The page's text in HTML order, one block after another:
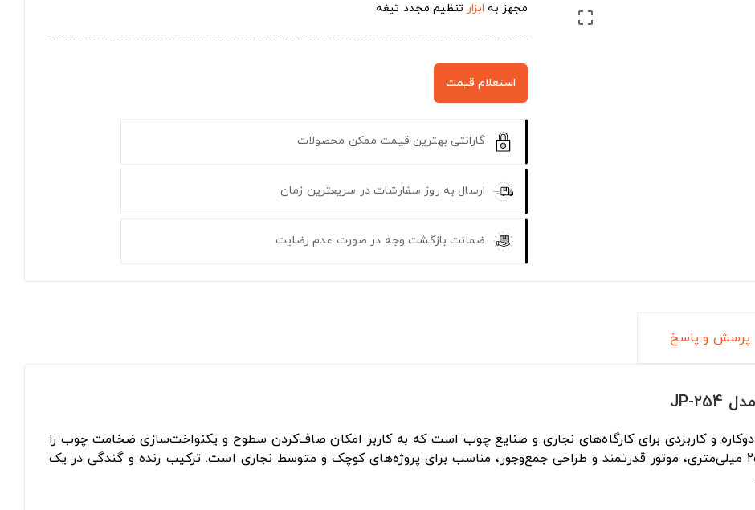
 مجهز به ابزار تنظیم مجدد تیغه
استعلام قیمت
گارانتی بهترین قیمت ممکن محصولات
ارسال به روز سفارشات در سریعترین زمان
ضمانت بازگشت وجه در صورت عدم رضایت
پرسش و پاسخ
دوکاره و کاربردی برای کارگاه‌های نجاری و صنایع چوب است که به کاربر امکان صاف‌کردن سطوح و یکنواخت‌سازی ضخامت چوب را
در یک دستگاه فراهم می‌کند. این مدل با تیغه ۲۵۴ میلی‌متری، موتور قدرتمند و طراحی جمع‌وجور، مناسب برای پروژه‌های کوچک و متوسط نجاری است. ترکیب رنده و گندگی در یک